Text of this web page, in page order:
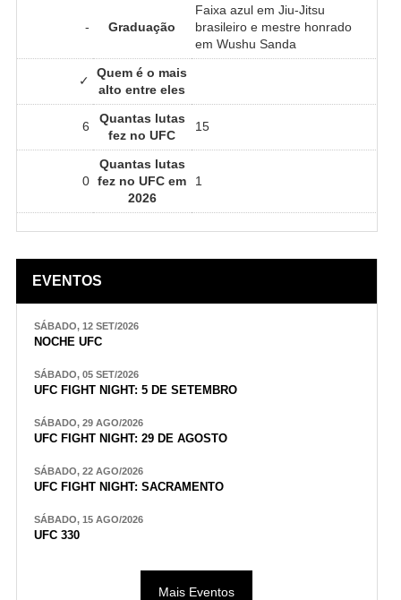
- Graduação
Faixa azul em Jiu-Jitsu
brasileiro e mestre honrado
em Wushu Sanda
✓
Quem é o mais
alto entre eles
6
Quantas lutas
fez no UFC
15
0
Quantas lutas
fez no UFC em
2026
1
EVENTOS
SÁBADO, 12 SET/2026
NOCHE UFC
SÁBADO, 05 SET/2026
UFC FIGHT NIGHT: 5 DE SETEMBRO
SÁBADO, 29 AGO/2026
UFC FIGHT NIGHT: 29 DE AGOSTO
SÁBADO, 22 AGO/2026
UFC FIGHT NIGHT: SACRAMENTO
SÁBADO, 15 AGO/2026
UFC 330
Mais Eventos